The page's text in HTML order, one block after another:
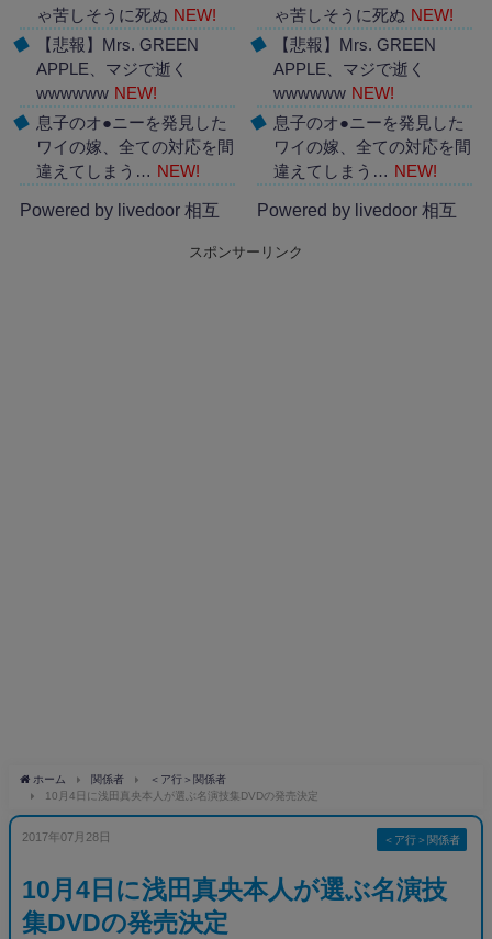
ゃ苦しそうに死ぬ NEW!
【悲報】Mrs. GREEN
APPLE、マジで逝く
wwwwww NEW!
息子のオ●ニーを発見した
ワイの嫁、全ての対応を間
違えてしまう…
NEW!
Powered by livedoor 相互
ゃ苦しそうに死ぬ NEW!
【悲報】Mrs. GREEN
APPLE、マジで逝く
wwwwww NEW!
息子のオ●ニーを発見した
ワイの嫁、全ての対応を間
違えてしまう…
NEW!
Powered by livedoor 相互
スポンサーリンク
ホーム 関係者
＜ア行＞関係者
10月4日に浅田真央本人が選ぶ名演技集DVDの発売決定
2017年07月28日 ＜ア行＞関係者
10月4日に浅田真央本人が選ぶ名演技
集DVDの発売決定